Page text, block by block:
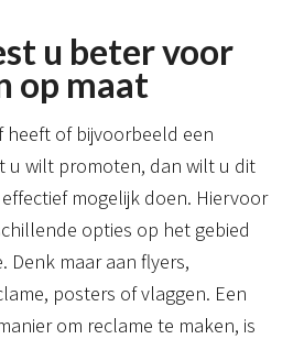
u beter voor
op maat
heeft of bijvoorbeeld een
u wilt promoten, dan wilt u dit
mogelijk doen. Hiervoor
opties op het gebied
Denk maar aan flyers,
posters of vlaggen. Een
om reclame te maken, is